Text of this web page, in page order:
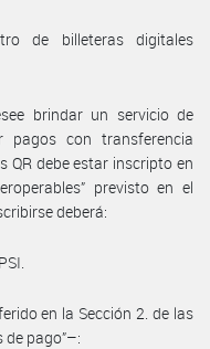
de billeteras digitales
brindar un servicio de
pagos con transferencia
QR debe estar inscripto en
previsto en el
deberá:
en la Sección 2. de las
de pago”–: